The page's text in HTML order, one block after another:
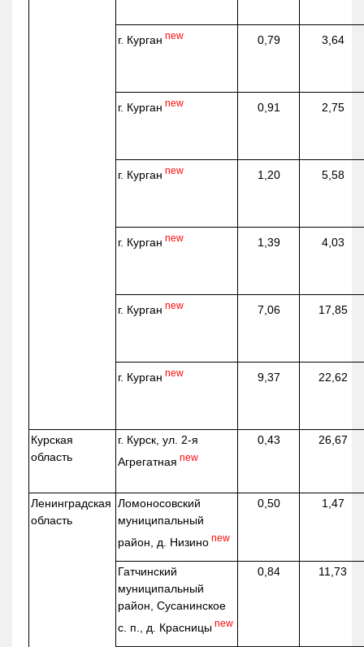
г. Курган new 0,79 3,64
г. Курган new 0,91 2,75
г. Курган new 1,20 5,58
г. Курган new 1,39 4,03
г. Курган new 7,06 17,85
г. Курган new 9,37 22,62
Курская
область
г. Курск, ул. 2-я
Агрегатная new
0,43 26,67
Ленинградская
область
Ломоносовский
муниципальный
район, д. Низино new
0,50 1,47
Гатчинский
муниципальный
район, Сусанинское
с. п., д. Красницы new
0,84 11,73